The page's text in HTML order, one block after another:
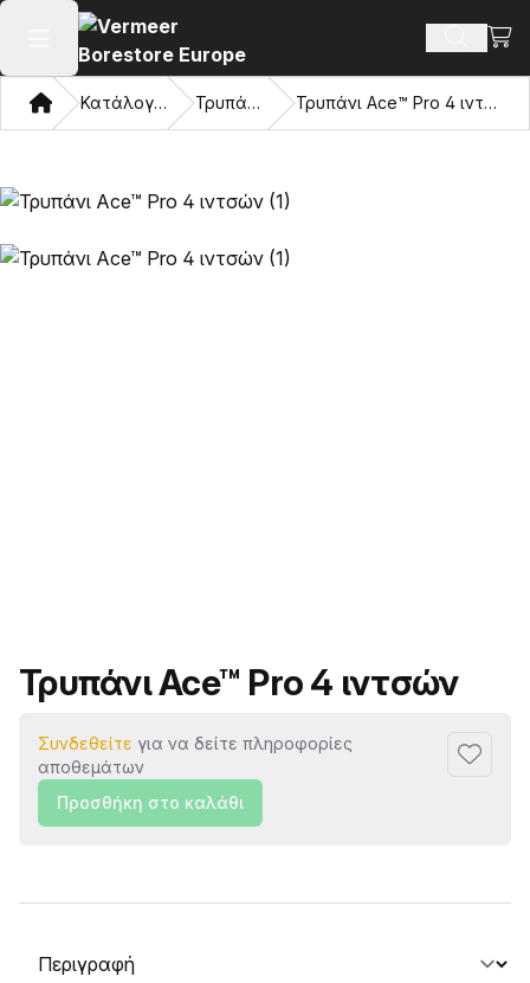
Άνοιγμα κύριου μενού
Σπίτι Κατάλογος Τρυπάνια Τρυπάνι Ace™ Pro 4 ιντσών
Όνομα προϊόντος
Τρυπάνι Ace™ Pro 4 ιντσών
Συνδεθείτε για να δείτε πληροφορίες
αποθεμάτων
Προσθήκη στο καλάθι
Επιλογή καρτέλας